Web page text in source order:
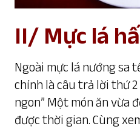
II/ Mực lá
Ngoài mực lá nướng sa
chính là câu trả lời thứ 2
ngon” Một món ăn vừa
được thời gian. Cùng